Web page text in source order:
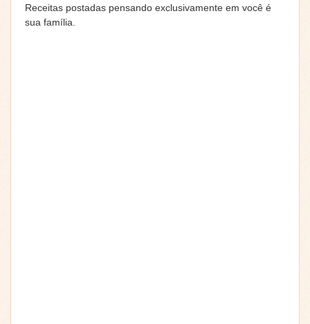
Receitas postadas pensando exclusivamente em você é
sua família.